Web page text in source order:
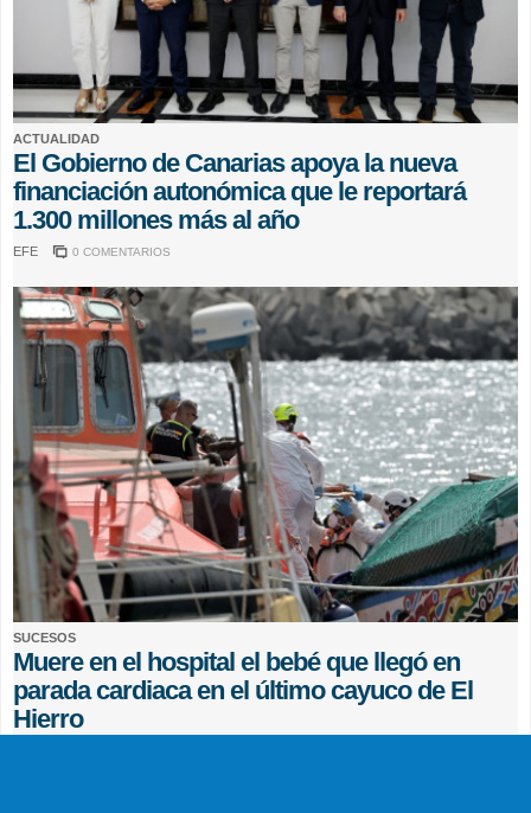
ACTUALIDAD
El Gobierno de Canarias apoya la nueva
financiación autonómica que le reportará
1.300 millones más al año
EFE 0 COMENTARIOS
SUCESOS
Muere en el hospital el bebé que llegó en
parada cardiaca en el último cayuco de El
Hierro